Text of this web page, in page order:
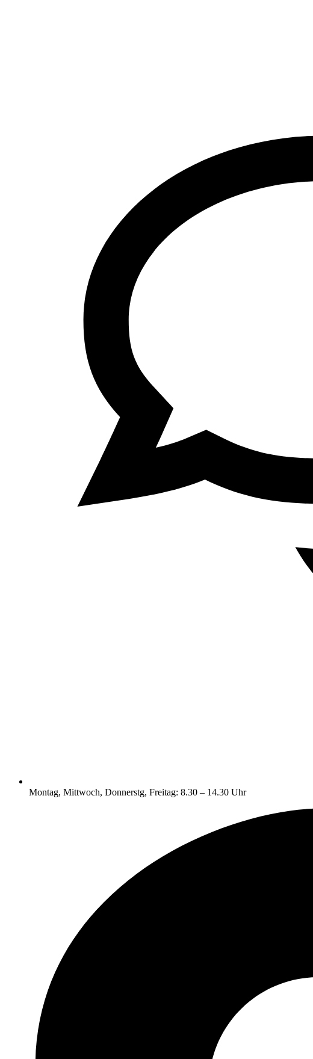
Montag, Mittwoch, Donnerstg, Freitag: 8.30 – 14.30 Uhr